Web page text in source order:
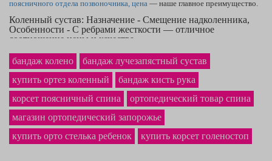
поясничного отдела позвоночника, цена — наше главное преимущество.
Коленный сустав: Назначение - Смещение надколенника,
Особенности - С ребрами жесткости — отличное
соотношение цены и качества
Если Вам необходимы высококачественныебандажи на локтевой сустав
— Вы на правильном пути. Широкий каталог сайта охватывает товары,
каккомпрессионные гольфы cep — купитьсможете, оставив заказ. В
нашем магазине ортопедических товаров самая низкая на рынкецена на
ортопедическую подушкув Никополе и по другим городам Украины.
Хорошийбюстгальтер с карманом для протеза
приобретением, которым Вы будете рады.
бандаж колено
бандаж лучезапястный сустав
купить ортез коленный
бандаж кисть рука
корсет поясничный спина
ортопедический товар спина
магазин ортопедический запорожье
купить орто стелька ребенок
купить корсет голеностоп